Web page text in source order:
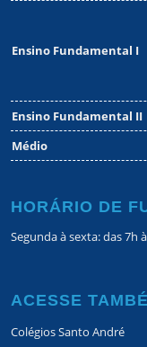
Ensino Fundamental I
Ensino Fundamental II
Médio
HORÁRIO DE
Segunda à sexta: das 7h
ACESSE
Colégios Santo André